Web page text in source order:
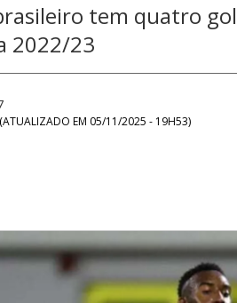
tem quatro
2022/23
(ATUALIZADO EM 05/11/2025 - 19H53)